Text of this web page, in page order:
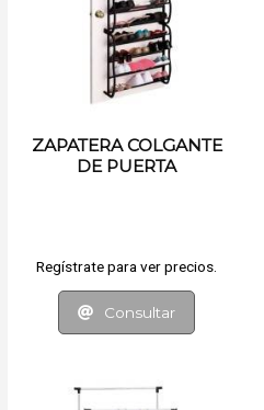
ZAPATERA COLGANTE
DE PUERTA
Regístrate para ver precios.
Consultar